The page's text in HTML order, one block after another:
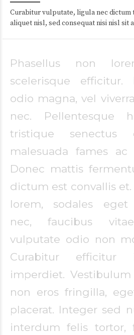
Curabitur vulputate, ligula nec dictum
aliquet nisl, sed consequat nisi nisl sit
Phasellus non
scelerisque efficitur.
odio magna, vel
nec. Pellentesque
tristique
malesuada fames ac
Donec mattis
dictum est convallis
lorem, sodales eget
nec, faucibus
vulputate odio non
Curabitur
imperdiet.
non eros fringilla,
placerat. Integer sed
interdum felis tortor,